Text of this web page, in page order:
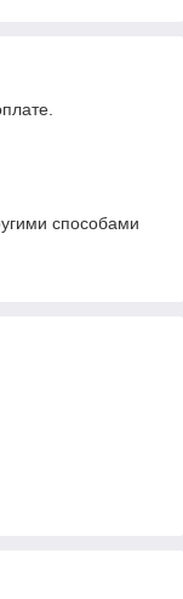
способами